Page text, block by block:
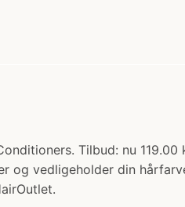
Tilbud: nu
og vedligeholder din